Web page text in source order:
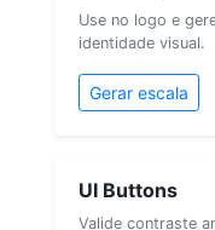
Use no logo e
identidade visual.
Gerar escala
UI Buttons
Valide contraste